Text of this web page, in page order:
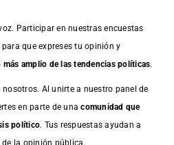
Participar en nuestras encuestas
que expreses tu opinión y
amplio de las tendencias políticas.
Al unirte a nuestro panel de
en parte de unacomunidad que
político. Tus respuestas ayudan a
la opinión pública.